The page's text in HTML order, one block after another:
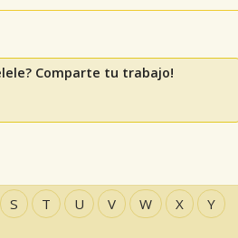
Comparte tu trabajo!
S T U V W X Y